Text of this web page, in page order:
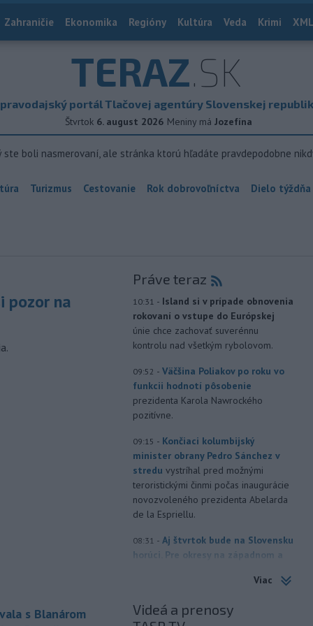
Zahraničie Ekonomika Regióny Kultúra Veda Krimi
TERAZ.SK
portál Tlačovej agentúry Slovenskej
Štvrtok 6. august 2026 Meniny má Jozefína
ste boli nasmerovaní, ale stránka ktorú hľadáte pravdepodobne
Turizmus Cestovanie Rok dobrovoľníctva Dielo týždňa
pozor na
s Blanárom
Práve teraz
10:31 - Island si v prípade obnovenia
rokovaní o vstupe do Európskej
únie chce zachovať suverénnu
kontrolu nad všetkým rybolovom.
09:52 - Väčšina Poliakov po roku vo
funkcii hodnotí pôsobenie
prezidenta Karola Nawrockého
pozitívne.
09:15 - Končiaci kolumbijský
minister obrany Pedro Sánchez v
stredu vystríhal pred možnými
teroristickými činmi počas inaugurácie
novozvoleného prezidenta Abelarda
de la Espriellu.
08:31 - Aj štvrtok bude na Slovensku
horúci. Pre okresy na západnom a
strede a na východe krajiny vydal
(SHMÚ) výstrahy tretieho stupňa pred
Viac
Videá a prenosy